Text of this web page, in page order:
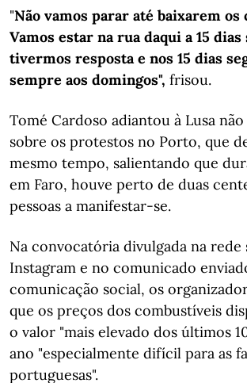
"Não vamos parar até baixarem os
Vamos estar na rua daqui a 15 dias
tivermos resposta e nos 15 dias
sempre aos domingos", frisou.
Tomé Cardoso adiantou à Lusa
sobre os protestos no Porto, que
mesmo tempo, salientando que
em Faro, houve perto de duas
pessoas a manifestar-se.
Na convocatória divulgada na rede
Instagram e no comunicado
comunicação social, os
que os preços dos combustíveis
o valor "mais elevado dos últimos
ano "especialmente difícil para as
portuguesas".